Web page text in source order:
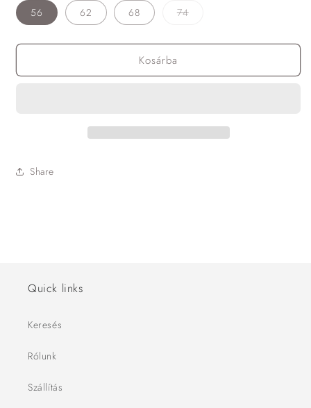
56 62 68 74A
vagy
Kosárba
Share
Quick links
Keresés
Rólunk
Szállítás